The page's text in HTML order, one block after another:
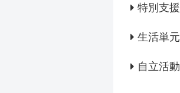
特別支援
生活単元
自立活動